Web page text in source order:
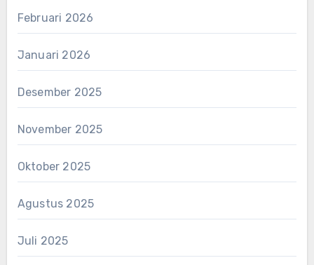
Februari 2026
Januari 2026
Desember 2025
November 2025
Oktober 2025
Agustus 2025
Juli 2025